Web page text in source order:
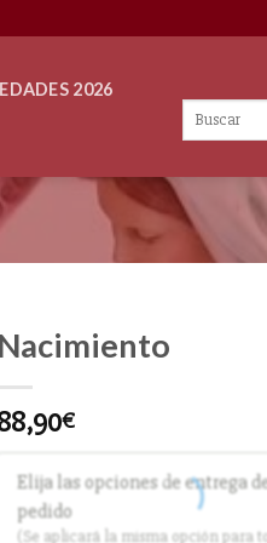
2026
Nacimiento
€
Elija las opciones de entrega
pedido
(Se aplicará la misma opción para